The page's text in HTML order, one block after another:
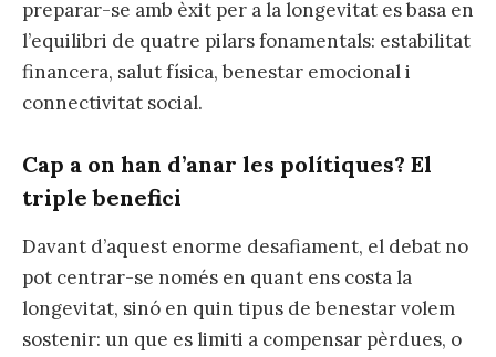
preparar-se amb èxit per a la longevitat es basa en
l’equilibri de quatre pilars fonamentals: estabilitat
financera, salut física, benestar emocional i
connectivitat social.
Cap a on han d’anar les polítiques? El
triple benefici
Davant d’aquest enorme desafiament, el debat no
pot centrar-se només en quant ens costa la
longevitat, sinó en quin tipus de benestar volem
sostenir: un que es limiti a compensar pèrdues, o